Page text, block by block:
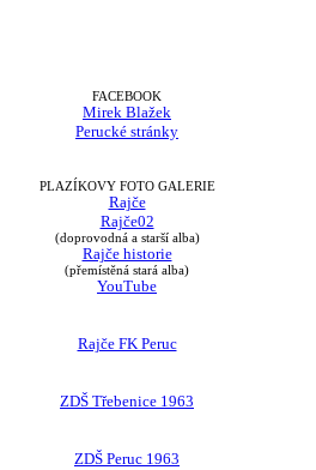
FACEBOOK
Mirek Blažek
Perucké stránky
PLAZÍKOVY FOTO GALERIE
Rajče
Rajče02
(doprovodná a starší alba)
Rajče historie
(přemístěná stará alba)
YouTube
Rajče FK Peruc
ZDŠ Třebenice 1963
ZDŠ Peruc 1963